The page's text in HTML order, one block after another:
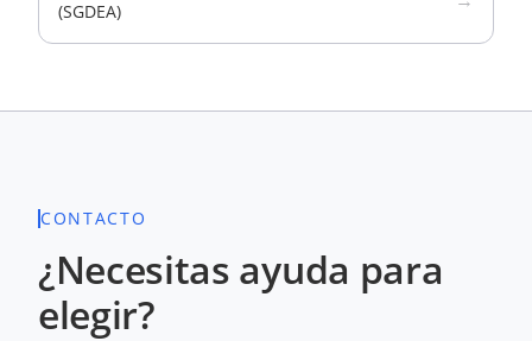
(SGDEA)
CONTACTO
¿Necesitas ayuda para
elegir?